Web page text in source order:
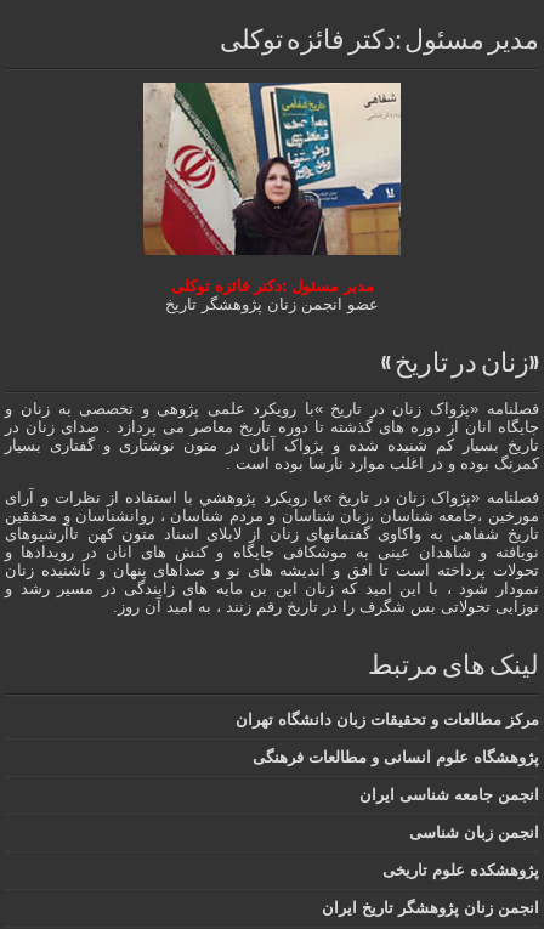
مدیر مسئول :دکتر فائزه توکلی
مدیر مسئول :دکتر فائزه توکلی
عضو انجمن زنان پژوهشگر تاریخ
«زنان در تاریخ »
فصلنامه «پژواک زنان در تاریخ »با رویکرد علمی پژوهى و تخصصی به زنان و
جایگاه انان از دوره هاى گذشته تا دوره تاریخ معاصر می پردازد . صدای زنان در
تاریخ بسیار کم شنیده شده و پژواک آنان در متون نوشتاری و گفتاری بسیار
کمرنگ بوده و در اغلب موارد نارسا بوده است .
فصلنامه «پژواک زنان در تاریخ »با رویکرد پژوهشي با استفاده از نظرات و آرای
مورخین ،جامعه شناسان ،زبان شناسان و مردم شناسان ، روانشناسان و محققین
تاریخ شفاهی به واکاوی گفتمانهاى زنان از لابلای اسناد متون کهن تاآرشیوهای
نویافته و شاهدان عينى به موشکافی جايگاه و كنش هاى انان در رویدادها و
تحولات پرداخته است تا افق و اندیشه های نو و صداهای پنهان و ناشنیده زنان
نمودار شود ، با این امید که زنان این بن مایه های زایندگی در مسير رشد و
نوزایی تحولاتی بس شگرف را در تاریخ رقم زنند ، به اميد آن روز.
لینک های مرتبط
مرکز مطالعات و تحقیقات زبان دانشگاه تهران
پژوهشگاه علوم انسانی و مطالعات فرهنگی
انجمن جامعه شناسی ایران
انجمن زبان شناسی
پژوهشکده علوم تاریخی
انجمن زنان پژوهشگر تاریخ ایران